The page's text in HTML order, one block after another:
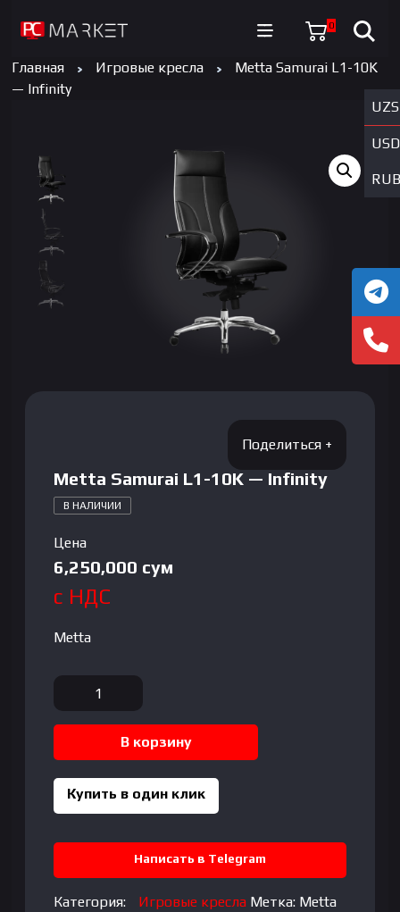
0
UZS
USD
RUB
Главная Игровые кресла
Metta Samurai L1-10K
— Infinity
Metta Samurai L1-10K — Infinity
В НАЛИЧИИ
Цена
6,250,000 сум
с НДС
Metta
Количество
товара
Metta
10K
-
В корзину
Купить в один клик
Написать в Telegram
Категория: Игровые кресла Метка: Metta